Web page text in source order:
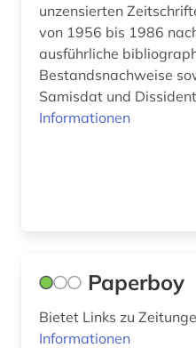
unzensierten
von 1956 bis 1986
ausführliche
Bestandsnachweise sowie
Samisdat und
Informationen
Paperboy
Bietet Links zu
Informationen